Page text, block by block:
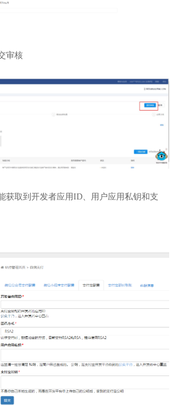
审核
获取到开发者应用ID、用户应用私钥和支